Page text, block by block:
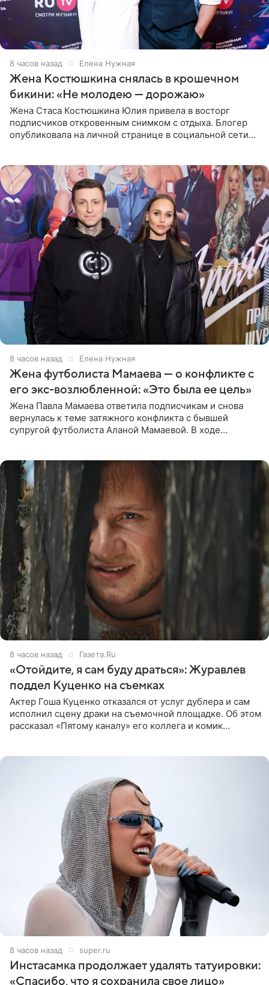
8 часов назад Елена Нужная
Жена Костюшкина снялась в крошечном
бикини: «Не молодею — дорожаю»
Жена Стаса Костюшкина Юлия привела в восторг
подписчиков откровенным снимком с отдыха. Блогер
опубликовала на личной странице в социальной сети
8 часов назад Елена Нужная
Жена футболиста Мамаева — о конфликте с
его экс-возлюбленной: «Это была ее цель»
Жена Павла Мамаева ответила подписчикам и снова
вернулась к теме затяжного конфликта с бывшей
супругой футболиста Аланой Мамаевой. В ходе
8 часов назад Газета.Ru
«Отойдите, я сам буду драться»: Журавлев
поддел Куценко на съемках
Актер Гоша Куценко отказался от услуг дублера и сам
исполнил сцену драки на съемочной площадке. Об этом
рассказал «Пятому каналу» его коллега и комик
8 часов назад super.ru
Инстасамка продолжает удалять татуировки:
«Спасибо, что я сохранила свое лицо»